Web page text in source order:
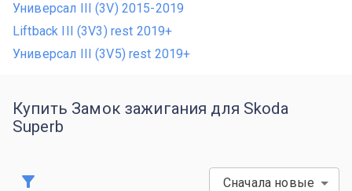
Универсал III (3V) 2015-2019
Liftback III (3V3) rest 2019+
Универсал III (3V5) rest 2019+
Купить Замок зажигания для Skoda
Superb
Сначала новые